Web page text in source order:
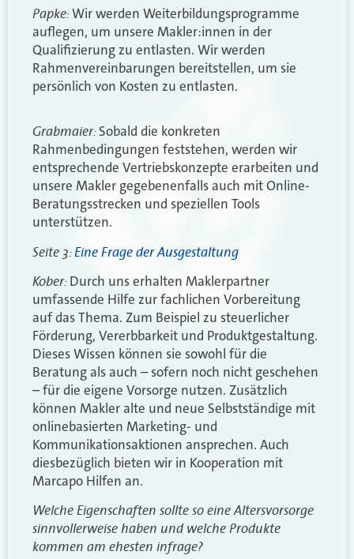
Papke:Wir werden Weiterbildungsprogramme
auflegen, um unsere Makler:innen in der
Qualifizierung zu entlasten. Wir werden
Rahmenvereinbarungen bereitstellen, um sie
persönlich von Kosten zu entlasten.
Grabmaier:Sobald die konkreten
Rahmenbedingungen feststehen, werden wir
entsprechende Vertriebskonzepte erarbeiten und
unsere Makler gegebenenfalls auch mit Online-
Beratungsstrecken und speziellen Tools
unterstützen.
Seite 3:Eine Frage der Ausgestaltung
Kober:Durch uns erhalten Maklerpartner
umfassende Hilfe zur fachlichen Vorbereitung
auf das Thema. Zum Beispiel zu steuerlicher
Förderung, Vererbbarkeit und Produktgestaltung.
Dieses Wissen können sie sowohl für die
Beratung als auch – sofern noch nicht geschehen
– für die eigene Vorsorge nutzen. Zusätzlich
können Makler alte und neue Selbstständige mit
onlinebasierten Marketing- und
Kommunikationsaktionen ansprechen. Auch
diesbezüglich bieten wir in Kooperation mit
Marcapo Hilfen an.
Welche Eigenschaften sollte so eine Altersvorsorge
sinnvollerweise haben und welche Produkte
kommen am ehesten infrage?